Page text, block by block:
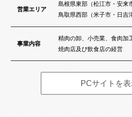
営業エリア
島根県東部（松江市・安来
鳥取県西部（米子市・日吉
事業内容
精肉の卸、小売業、食肉加
焼肉店及び飲食店の経営
PCサイトを